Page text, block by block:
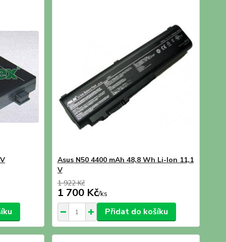
Asus N50 4400 mAh 48,8 Wh Li-Ion 11,1
V
1 922 Kč
1 700 Kč/ks
Přidat do košíku